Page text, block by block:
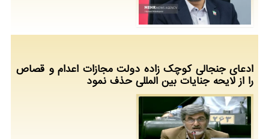
ادعای جنجالی کوچک زاده دولت مجازات اعدام و قصاص
را از لایحه جنایات بین المللی حذف نمود